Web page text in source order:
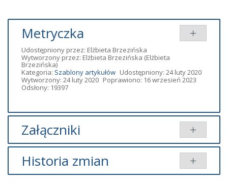
Metryczka
Udostępniony przez: Elżbieta Brzezińska
Wytworzony przez: Elżbieta Brzezińska (Elżbieta
Brzezińska)
Kategoria: Szablony artykułów Udostępniony: 24 luty 2020
Wytworzony: 24 luty 2020 Poprawiono: 16 wrzesień 2023
Odsłony: 19397
Załączniki
Brak załączników.
Historia zmian